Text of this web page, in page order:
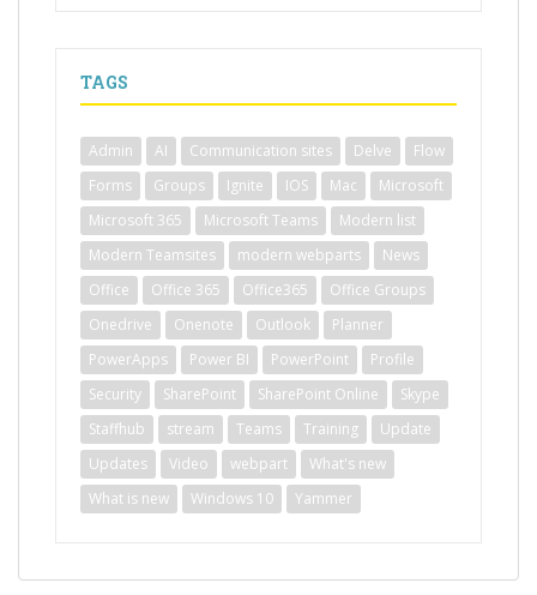
TAGS
Admin AI Communication sites Delve
Flow
Forms
Groups Ignite IOS Mac
Microsoft
Microsoft 365
Microsoft Teams
Modern list
Modern Teamsites
modern webparts
News
Office
Office 365 Office365
Office Groups
Onedrive
Onenote Outlook
Planner
PowerApps
Power BI PowerPoint
Profile
Security
SharePoint SharePoint Online
Skype
Staffhub
stream Teams Training
Update
Updates
Video webpart
What's new
What is new
Windows 10 Yammer